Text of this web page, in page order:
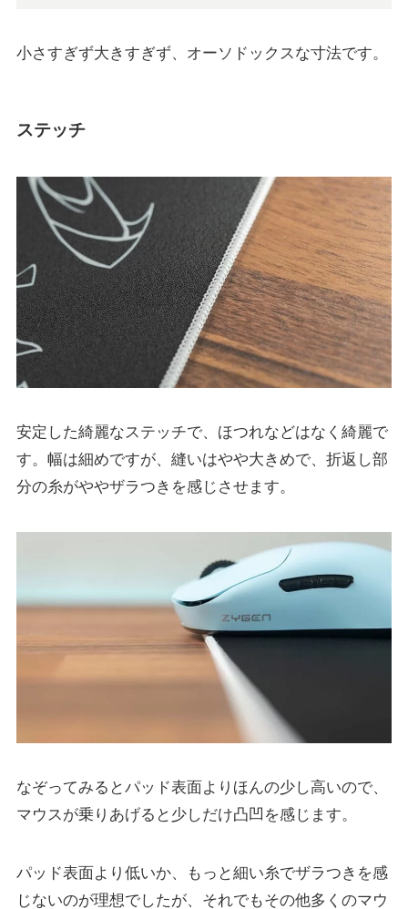
小さすぎず大きすぎず、オーソドックスな寸法です。
ステッチ
安定した綺麗なステッチで、ほつれなどはなく綺麗で
す。幅は細めですが、縫いはやや大きめで、折返し部
分の糸がややザラつきを感じさせます。
なぞってみるとパッド表面よりほんの少し高いので、
マウスが乗りあげると少しだけ凸凹を感じます。
パッド表面より低いか、もっと細い糸でザラつきを感
じないのが理想でしたが、それでもその他多くのマウ